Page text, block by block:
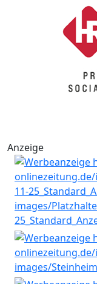
Anzeige